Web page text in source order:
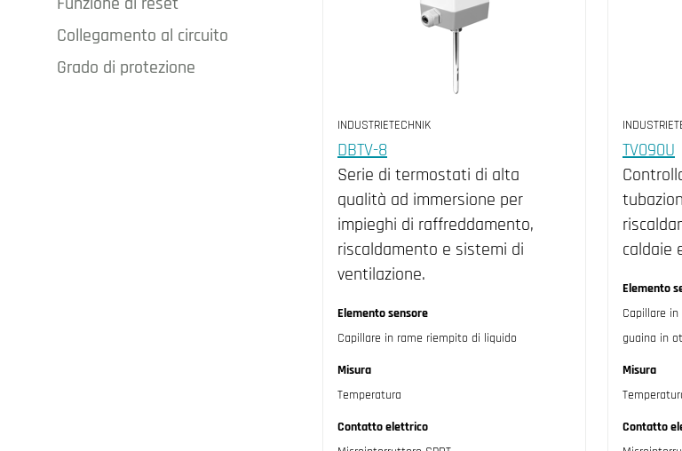
Automatic (13)
Manual (5)
Collegamento al circuito
Male threaded (17)
Grado di protezione
INDUSTRIETECHNIK
DBTV-8
Serie di termostati di alta
qualità ad immersione per
impieghi di raffreddamento,
riscaldamento e sistemi di
ventilazione.
Elemento sensore
Capillare in rame riempito di liquido
Misura
Temperatura
Contatto elettrico
TV090U
caldaie
Elemento
Capillare
guaina in
Misura
Contatto